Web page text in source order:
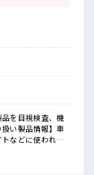
！
品を目視検査、機
い製品情報】車
などに使われる